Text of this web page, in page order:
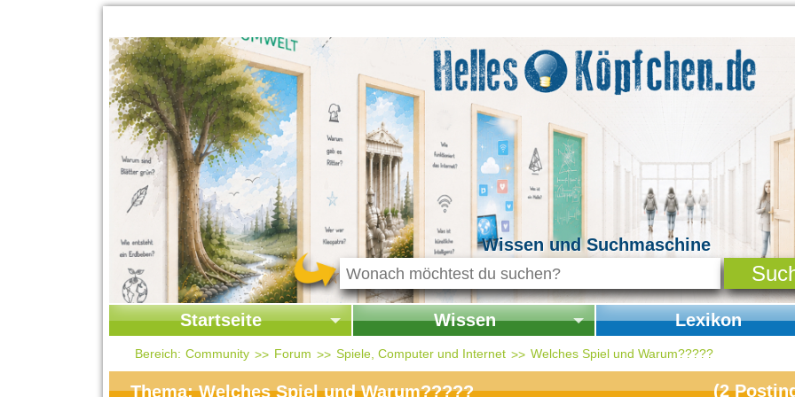
Wissen und Suchmaschine
Startseite
Startseite
Kontakt
Wissen
Startseite Wissen
Geschichte & Kultur
Lexikon
Startseite Lexikon
Bereich: Community Forum Spiele, Computer und Internet Welches Spiel und Warum?????
Thema: Welches Spiel und Warum????? (2